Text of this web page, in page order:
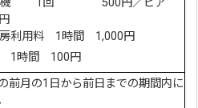
1時間 1,000円
1時間 100円
前月の1日から前日までの期間内に